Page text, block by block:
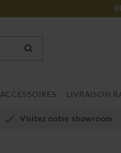
ACCESSOIRES LIVRAISON
Visitez notre showroom